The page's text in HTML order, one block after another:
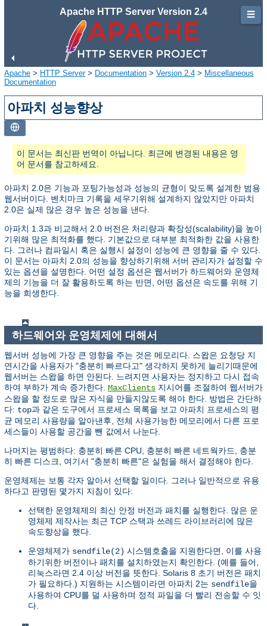
Apache HTTP Server Version 2.4
Apache > HTTP Server> Documentation > Version 2.4 > Miscellaneous
Documentation
아파치 성능향상
이 문서는 최신판 번역이 아닙니다. 최근에 변경된 내용은 영
어 문서를 참고하세요.
아파치 2.0은 기능과 포팅가능성과 성능의 균형이 맞도록 설계한 범용
웹서버이다. 벤치마크 기록을 세우기위해 설계하지 않았지만 아파치
2.0은 실제 많은 경우 높은 성능을 낸다.
아파치 1.3과 비교해서 2.0 버전은 처리량과 확장성(scalability)을 높이
기위해 많은 최적화를 했다. 기본값으로 대부분 최적화한 값을 사용한
다. 그러나 컴파일시 혹은 실행시 설정이 성능에 큰 영향을 줄 수 있다.
이 문서는 아파치 2.0의 성능을 향상하기위해 서버 관리자가 설정할 수
있는 옵션을 설명한다. 어떤 설정 옵션은 웹서버가 하드웨어와 운영체
제의 기능을 더 잘 활용하도록 하는 반면, 어떤 옵션은 속도를 위해 기
능을 희생한다.
하드웨어와 운영체제에 대해서
웹서버 성능에 가장 큰 영향을 주는 것은 메모리다. 스왑은 요청당 지
연시간을 사용자가 "충분히 빠르다고" 생각하지 못하게 늘리기때문에
웹서버는 스왑을 하면 안된다. 느려지면 사용자는 정지하고 다시 접속
하여 부하가 계속 증가한다. MaxClients 지시어를 조절하여 웹서버가
스왑을 할 정도로 많은 자식을 만들지않도록 해야 한다. 방법은 간단하
다: top과 같은 도구에서 프로세스 목록을 보고 아파치 프로세스의 평
균 메모리 사용량을 알아낸후, 전체 사용가능한 메모리에서 다른 프로
세스들이 사용할 공간을 뺀 값에서 나눈다.
나머지는 평범하다: 충분히 빠른 CPU, 충분히 빠른 네트웍카드, 충분
히 빠른 디스크, 여기서 "충분히 빠른"은 실험을 해서 결정해야 한다.
운영체제는 보통 각자 알아서 선택할 일이다. 그러나 일반적으로 유용
하다고 판명된 몇가지 지침이 있다:
선택한 운영체제의 최신 안정 버전과 패치를 실행한다. 많은 운
영체제 제작사는 최근 TCP 스택과 쓰레드 라이브러리에 많은
속도향상을 했다.
운영체제가 sendfile(2) 시스템호출을 지원한다면, 이를 사용
하기위한 버전이나 패치를 설치하였는지 확인한다. (예를 들어,
리눅스라면 2.4 이상 버전을 뜻한다. Solaris 8 초기 버전은 패치
가 필요하다.) 지원하는 시스템이라면 아파치 2는 sendfile을
사용하여 CPU를 덜 사용하며 정적 파일을 더 빨리 전송할 수 잇
다.
☰